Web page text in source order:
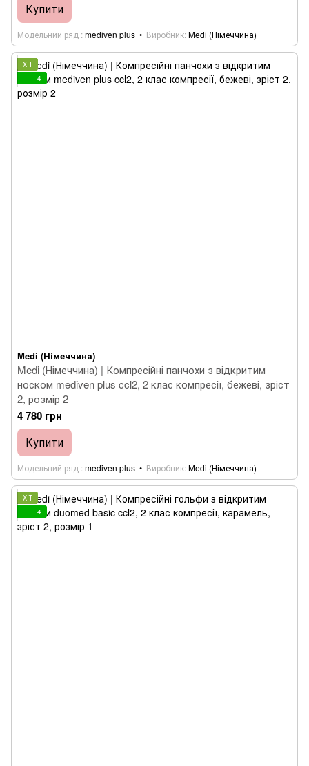
Купити
Модельний ряд mediven plus Виробник Medi (Німеччина)
ХІТ
4
Medi (Німеччина)
Medi (Німеччина) | Компресійні панчохи з відкритим
носком mediven plus ccl2, 2 клас компресії, бежеві, зріст
2, розмір 2
4 780 грн
Купити
Модельний ряд mediven plus Виробник Medi (Німеччина)
ХІТ
4